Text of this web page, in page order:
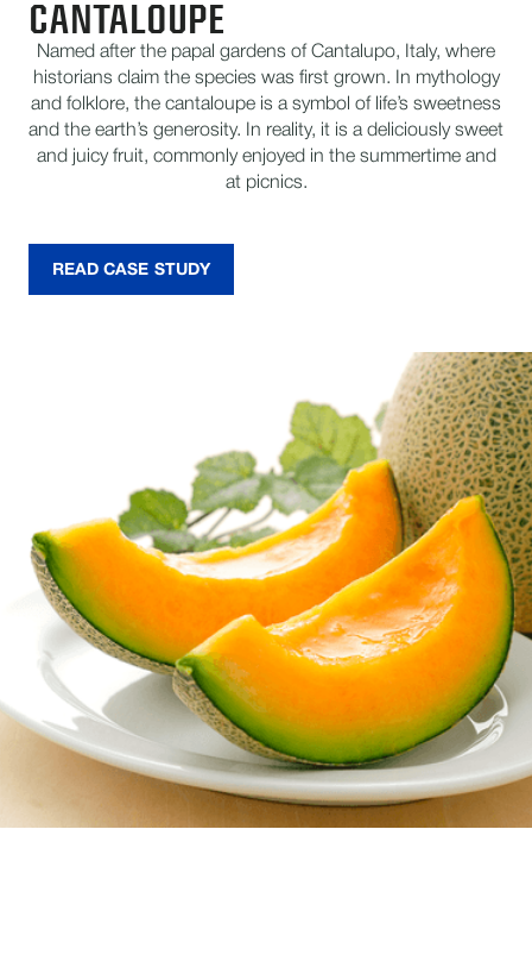
CANTALOUPE
Named after the papal gardens of Cantalupo, Italy, where
historians claim the species was first grown. In mythology
and folklore, the cantaloupe is a symbol of life’s sweetness
and the earth’s generosity. In reality, it is a deliciously sweet
and juicy fruit, commonly enjoyed in the summertime and
at picnics.
READ CASE STUDY